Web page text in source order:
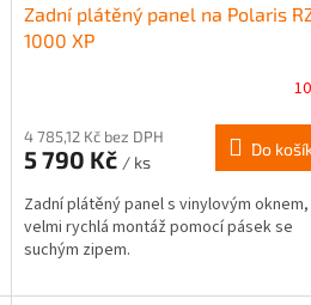
Zadní plátěný panel na Polaris
1000 XP
4 785,12 Kč bez DPH
5 790 Kč / ks
Do
Zadní plátěný panel s vinylovým oknem,
velmi rychlá montáž pomocí pásek se
suchým zipem.